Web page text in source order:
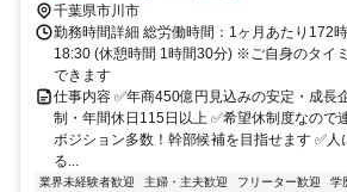
千葉県市川市
勤務時間詳細 総労働時間：1ヶ月あたり172
18:30 (休憩時間 1時間30分) ※ご自身のタイ
できます
仕事内容 ✅年商450億円見込みの安定・成長
制・年間休日115日以上 ✅希望休制度なので
ポジション多数！幹部候補を目指せます ✅
る...
業界未経験者歓迎 主婦・主夫歓迎 フリーター歓迎 学